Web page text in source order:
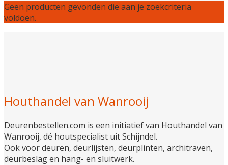
Geen producten gevonden die aan je zoekcriteria
voldoen.
Houthandel van Wanrooij
Deurenbestellen.com is een initiatief van Houthandel van
Wanrooij, dé houtspecialist uit Schijndel.
Ook voor deuren, deurlijsten, deurplinten, architraven,
deurbeslag en hang- en sluitwerk.